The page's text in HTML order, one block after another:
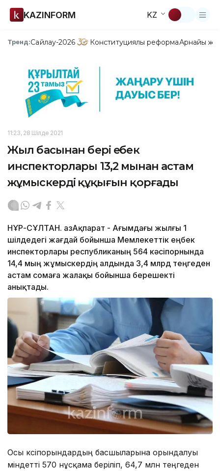
KAZINFORM KZ
Тренд:Сайлау-2026 Конституциялық реформаАрнайы
11:23, 28 Шілде 2021
Жыл басынан бері еңбек
инспекторлары 13,2 мыңнан астам
жұмыскердің құқығын қорғады
НҰР-СҰЛТАН. ҚазАқпарат - Ағымдағы жылғы 1
шілдедегі жағдай бойынша Мемлекеттік еңбек
инспекторлары республиканың 564 кәсіпорнында
14,4 мың жұмыскердің алдында 3,4 млрд теңгеден
астам сомаға жалақы бойынша берешекті
анықтады.
Осы кәсіпорындардың басшыларына орындалуы
міндетті 570 нұсқама беріліп, 64,7 млн теңгеден